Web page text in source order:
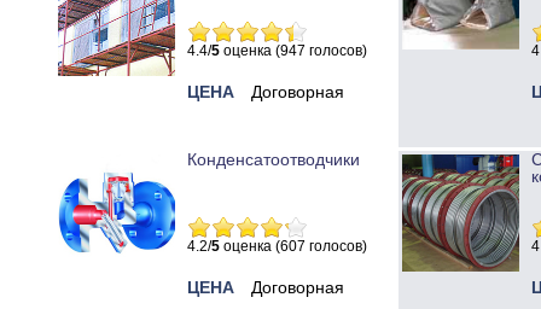
4.4/5 оценка (947 голосов)
ЦЕНА Договорная
Конденсатоотводчики
4.2/5 оценка (607 голосов)
ЦЕНА Договорная